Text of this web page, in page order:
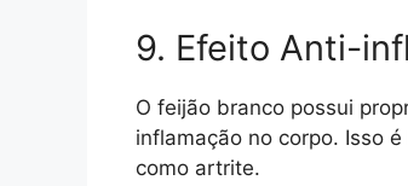
9. Efeito Anti-
O feijão branco possui
inflamação no corpo. Isso
como artrite.